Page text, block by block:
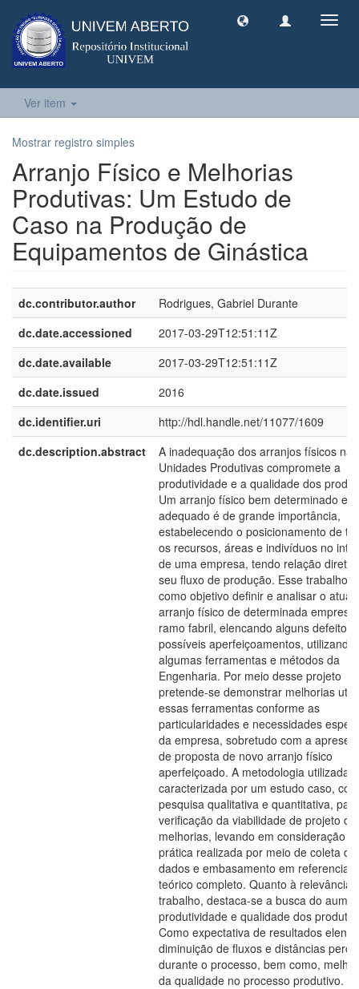
Ver item
Mostrar registro simples
Arranjo Físico e Melhorias
Produtivas: Um Estudo de
Caso na Produção de
Equipamentos de Ginástica
dc.contributor.author
Rodrigues, Gabriel Durante
dc.date.accessioned
2017-03-29T12:51:11Z
dc.date.available
2017-03-29T12:51:11Z
dc.date.issued
2016
dc.identifier.uri
http://hdl.handle.net/11077/1609
dc.description.abstract
A inadequação dos arranjos físicos nas
Unidades Produtivas compromete a
produtividade e a qualidade dos
Um arranjo físico bem determinado e
adequado é de grande importância,
estabelecendo o posicionamento de
os recursos, áreas e indivíduos no
de uma empresa, tendo relação direta
seu fluxo de produção. Esse trabalho
como objetivo definir e analisar o atual
arranjo físico de determinada empresa
ramo fabril, elencando alguns defeitos
possíveis aperfeiçoamentos, utilizando
algumas ferramentas e métodos da
Engenharia. Por meio desse projeto
pretende-se demonstrar melhorias
essas ferramentas conforme as
particularidades e necessidades
da empresa, sobretudo com a
de proposta de novo arranjo físico
aperfeiçoado. A metodologia utilizada é
caracterizada por um estudo caso, com
pesquisa qualitativa e quantitativa, para
verificação da viabilidade de projeto de
melhorias, levando em consideração a
prática realizada por meio de coleta de
dados e embasamento em referencial
teórico completo. Quanto à relevância
trabalho, destaca-se a busca do
produtividade e qualidade dos
Como expectativa de resultados
diminuição de fluxos e distâncias
durante o processo, bem como,
da qualidade no processo produtivo.